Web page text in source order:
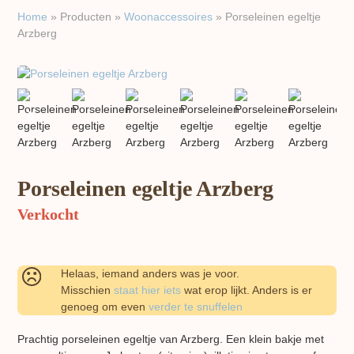
Home » Producten »Woon​accessoires » Porseleinen egeltje
Arzberg
previous
slide
next
slide
Porseleinen egeltje Arzberg
Verkocht
Helaas, iemand anders was je voor.
Misschienstaat hier iets wat erop lijkt. Anders is er
genoeg om evenverder te snuffelen
Prachtig porseleinen egeltje van Arzberg. Een klein bakje met